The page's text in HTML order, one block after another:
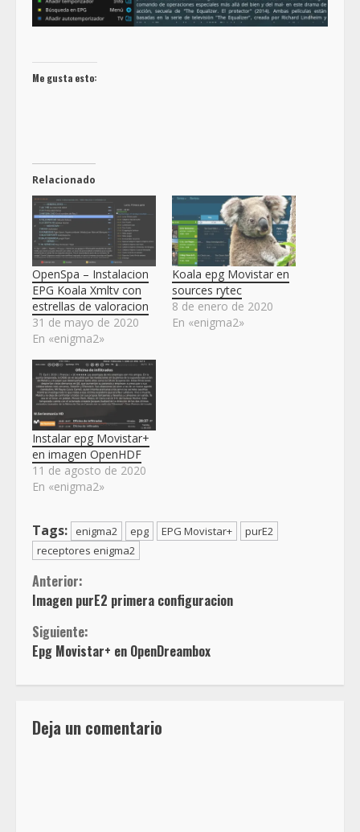
Me gusta esto:
Relacionado
OpenSpa – Instalacion
EPG Koala Xmltv con
estrellas de valoracion
31 de mayo de 2020
En «enigma2»
Koala epg Movistar en
sources rytec
8 de enero de 2020
En «enigma2»
Instalar epg Movistar+
en imagen OpenHDF
11 de agosto de 2020
En «enigma2»
Tags: enigma2 epg EPG Movistar+
purE2
receptores enigma2
Sigue
leyendo
Anterior:
Imagen purE2 primera configuracion
Siguiente:
Epg Movistar+ en OpenDreambox
Deja un comentario